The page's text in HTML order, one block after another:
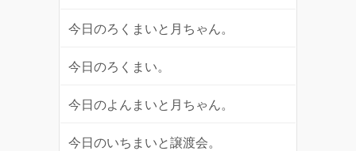
今日のろくまいと月ちゃん。
今日のろくまい。
今日のよんまいと月ちゃん。
今日のいちまいと譲渡会。